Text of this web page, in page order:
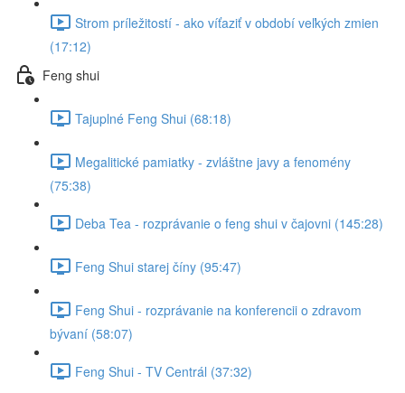
Strom príležitostí - ako víťaziť v období veľkých zmien
(17:12)
Feng shui
Tajuplné Feng Shui (68:18)
Megalitické pamiatky - zvláštne javy a fenomény
(75:38)
Deba Tea - rozprávanie o feng shui v čajovni (145:28)
Feng Shui starej číny (95:47)
Feng Shui - rozprávanie na konferencii o zdravom
bývaní (58:07)
Feng Shui - TV Centrál (37:32)